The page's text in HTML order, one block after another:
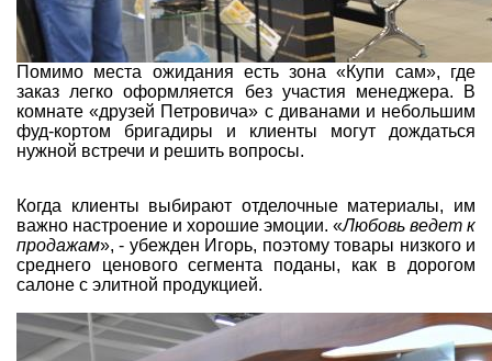
Помимо места ожидания есть зона «Купи сам», где
заказ легко оформляется без участия менеджера. В
комнате «друзей Петровича» с диванами и небольшим
фуд-кортом бригадиры и клиенты могут дождаться
нужной встречи и решить вопросы.
Когда клиенты выбирают отделочные материалы, им
важно настроение и хорошие эмоции. «Любовь ведет к
продажам», - убежден Игорь, поэтому товары низкого и
среднего ценового сегмента поданы, как в дорогом
салоне с элитной продукцией.